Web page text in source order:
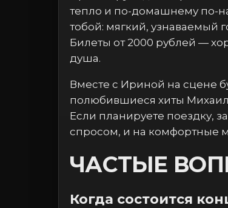
тепло и по-домашнему по-
тобой: мягкий, узнаваемый
Билеты от 2000 рублей —
душа.
Вместе с Ириной на сцене
полюбившиеся хиты
Если планируете поездку,
спросом, и на комфортные
ЧАСТЫЕ
Когда состоится